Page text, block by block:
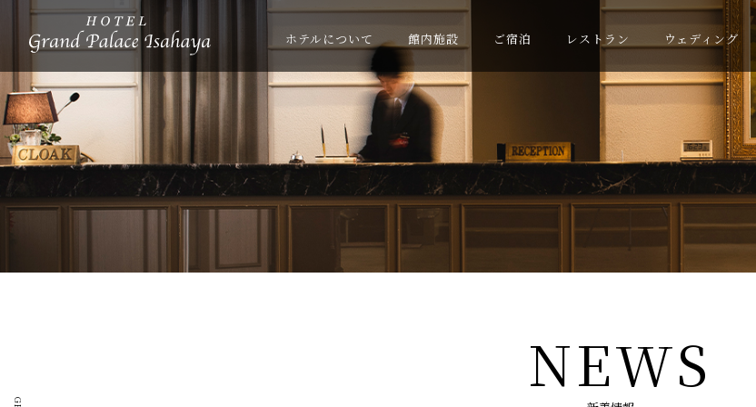
ホテルについて 館内施設 ご宿泊 レストラン ウェディング
NEWS